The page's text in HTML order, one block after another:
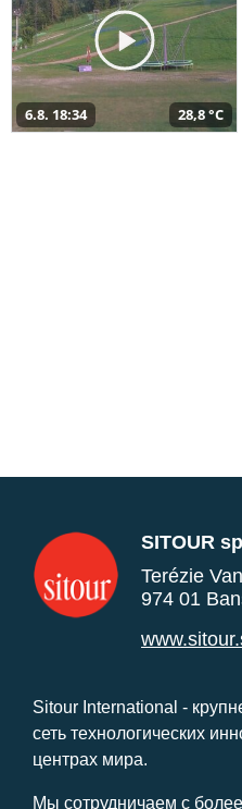
6.8. 18:34 28,8 °C
SITOUR
Terézie
974 01
Sitour International -
сеть технологических
центрах мира.
Мы сотрудничаем с